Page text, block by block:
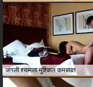
जंगली श्यामला मुश्किल कमबख्त